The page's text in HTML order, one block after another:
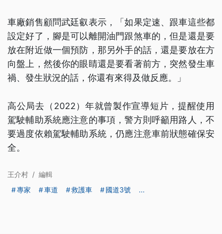
車廠銷售顧問武廷叡表示，「如果定速、跟車這些都
設定好了，腳是可以離開油門跟煞車的，但是還是要
放在附近做一個預防，那另外手的話，還是要放在方
向盤上，然後你的眼睛還是要看著前方，突然發生車
禍、發生狀況的話，你還有來得及做反應。」
高公局去（2022）年就曾製作宣導短片，提醒使用
駕駛輔助系統應注意的事項，警方則呼籲用路人，不
要過度依賴駕駛輔助系統，仍應注意車前狀態確保安
全。
王介村 / 編輯
專家
車道 救護車 國道3號 ...